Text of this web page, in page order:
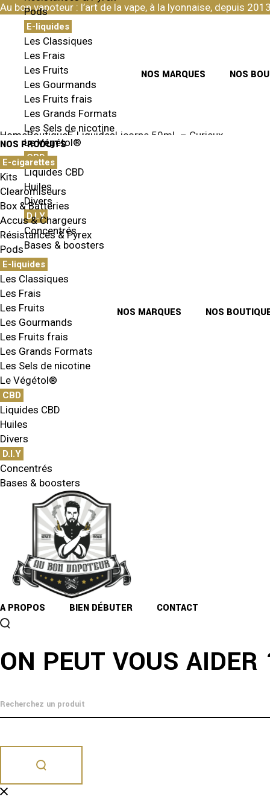
Skip
to
content
Au bon vapoteur : l’art de la vape, à la lyonnaise, depuis
Pods
E-liquides
Les Classiques
Les Frais
Les Fruits
Les Gourmands
Les Fruits frais
Les Grands Formats
Les Sels de nicotine
Le Végétol®
CBD
Liquides CBD
Huiles
Divers
D.I.Y
Concentrés
Bases & boosters
NOS MARQUES NOS
NOS PRODUITS
E-cigarettes
Kits
Clearomiseurs
Box & Batteries
Accus & Chargeurs
Résistances & Pyrex
Pods
E-liquides
Les Classiques
Les Frais
Les Fruits
Les Gourmands
Les Fruits frais
Les Grands Formats
Les Sels de nicotine
Le Végétol®
CBD
Liquides CBD
Huiles
Divers
D.I.Y
Concentrés
Bases & boosters
NOS MARQUES NOS
A PROPOS BIEN DÉBUTER CONTACT
ON PEUT VOUS AIDER
HomeBoutiqueE-LiquidesLicorne 50mL – Curieux
E-liquide disponible sans nicotine au format 50ml a booster